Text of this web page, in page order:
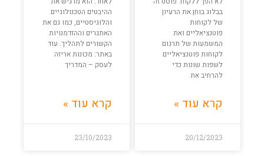
בבלוג בוחן את הרעיון
של לקוחות
פוטנציאליים ואת
המשמעות של תרגום
לקוחות פוטנציאליים
לשפות שונות כדי
להרחיב את
קרא עוד »
20/12/2023
ההיבטים הטכנולוגיים
והלוגיסטיים, כמו גם את
האתגרים וההזדמנויות
הקשורים לתהליך. עוד
באתר: מכונות אריזה
לעסק – המדריך
קרא עוד »
23/10/2023